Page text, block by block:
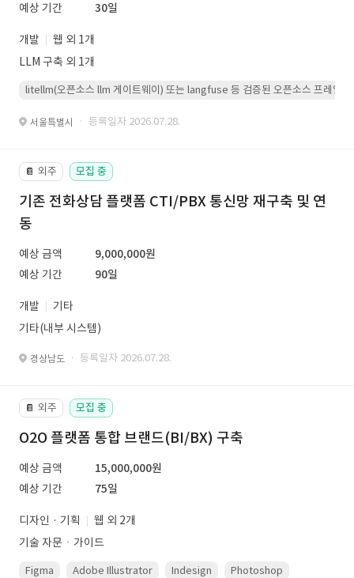
예상 기간
30일
개발
웹 외 1개
LLM 구축 외 1개
litellm(오픈소스 llm 게이트웨이) 또는 langfuse 등 검증된 오픈소스 프레임워
서울특별시 · 등록일자 2026.07.28.
📔 외주 모집 중
기존 전화상담 플랫폼 CTI/PBX 통신망 재구축 및 연
동
예상 금액
9,000,000원
예상 기간
90일
개발
기타
기타(내부 시스템)
경상남도 · 등록일자 2026.07.28.
📔 외주 모집 중
O2O 플랫폼 통합 브랜드(BI/BX) 구축
예상 금액
15,000,000원
예상 기간
75일
디자인 · 기획
웹 외 2개
기술 자문ㆍ가이드
Figma Adobe Illustrator Indesign Photoshop